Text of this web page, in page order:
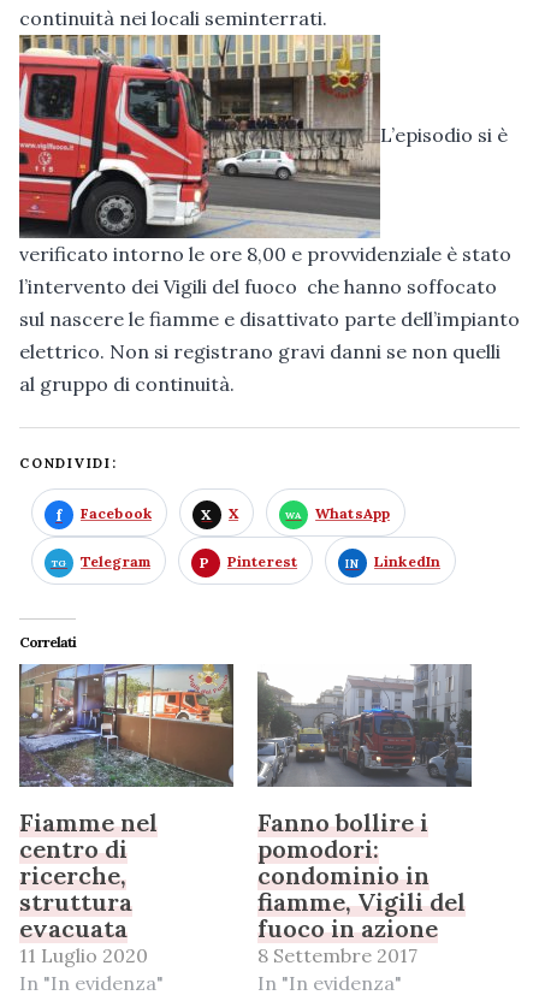
continuità nei locali seminterrati.
L’episodio si è
verificato intorno le ore 8,00 e provvidenziale è stato
l’intervento dei Vigili del fuoco che hanno soffocato
sul nascere le fiamme e disattivato parte dell’impianto
elettrico. Non si registrano gravi danni se non quelli
al gruppo di continuità.
CONDIVIDI:
Facebook X WhatsApp
Telegram Pinterest LinkedIn
Correlati
Fiamme nel
centro di
ricerche,
struttura
evacuata
11 Luglio 2020
In "In evidenza"
Fanno bollire i
pomodori:
condominio in
fiamme, Vigili del
fuoco in azione
8 Settembre 2017
In "In evidenza"